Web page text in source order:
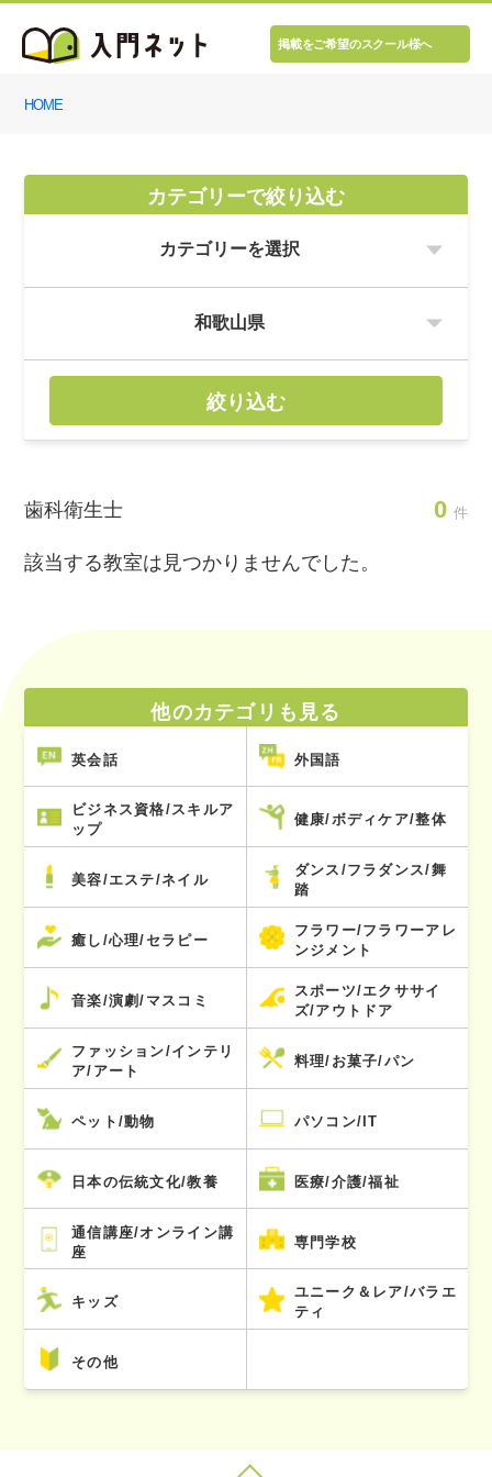
掲載をご希望のスクール様へ
HOME
カテゴリーで絞り込む
絞り込む
歯科衛生士 0 件
該当する教室は見つかりませんでした。
他のカテゴリも見る
英会話 外国語
ビジネス資格/スキルア
ップ
健康/ボディケア/整体
美容/エステ/ネイル
ダンス/フラダンス/舞
踏
癒し/心理/セラピー
フラワー/フラワーアレ
ンジメント
音楽/演劇/マスコミ
スポーツ/エクササイ
ズ/アウトドア
ファッション/インテリ
ア/アート
料理/お菓子/パン
ペット/動物 パソコン/IT
日本の伝統文化/教養 医療/介護/福祉
通信講座/オンライン講
座
専門学校
キッズ
ユニーク＆レア/バラエ
ティ
その他